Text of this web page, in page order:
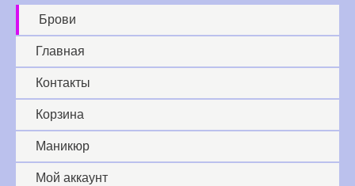
Брови
Главная
Контакты
Корзина
Маникюр
Мой аккаунт